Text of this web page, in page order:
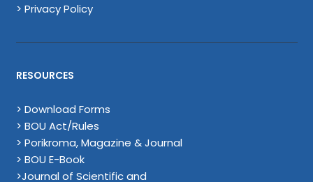
> Privacy Policy
RESOURCES
> Download Forms
> BOU Act/Rules
> Porikroma, Magazine & Journal
> BOU E-Book
>Journal of Scientific and